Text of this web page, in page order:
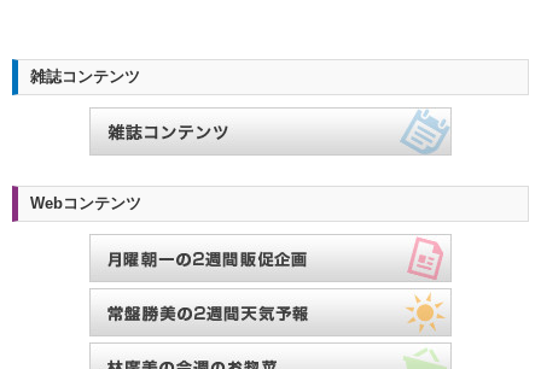
雑誌コンテンツ
Webコンテンツ